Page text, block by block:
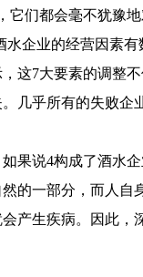
们都会毫不犹豫
企业的经营因素
这7大要素的调整
几乎所有的失败
果说4构成了酒水
的一部分，而人
产生疾病。因此